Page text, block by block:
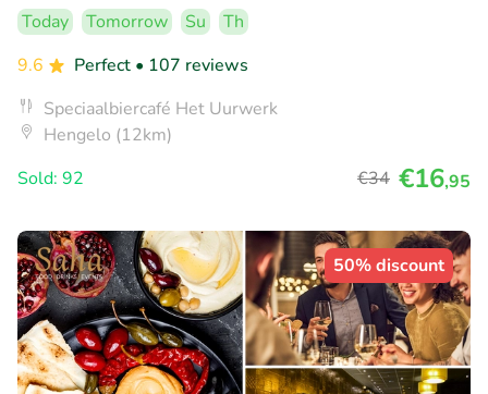
Today Tomorrow Su
Th
9.6
Perfect • 107 reviews
Speciaalbiercafé Het Uurwerk
Hengelo (12km)
Sold: 92
€34 €16,95
50% discount